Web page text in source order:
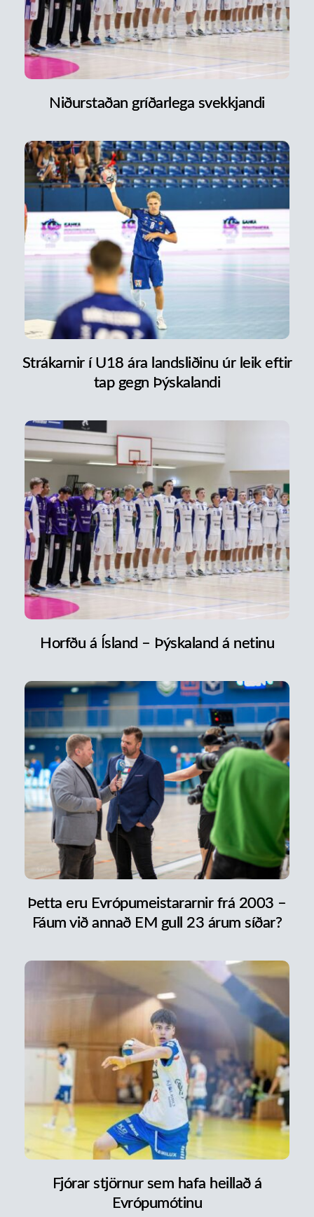
Niðurstaðan gríðarlega svekkjandi
Strákarnir í U18 ára landsliðinu úr leik eftir
tap gegn Þýskalandi
Horfðu á Ísland – Þýskaland á netinu
Þetta eru Evrópumeistararnir frá 2003 –
Fáum við annað EM gull 23 árum síðar?
Fjórar stjörnur sem hafa heillað á
Evrópumótinu